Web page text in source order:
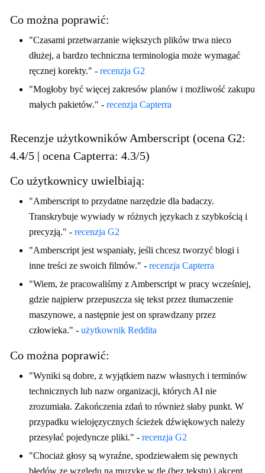
Co można poprawić:
"Czasami przetwarzanie większych plików trwa nieco
dłużej, a bardzo techniczna terminologia może wymagać
ręcznej korekty." - recenzja G2
"Mogłoby być więcej zakresów planów i możliwość zakupu
małych pakietów." - recenzja Capterra
Recenzje użytkowników Amberscript (ocena G2:
4.4/5 | ocena Capterra: 4.3/5)
Co użytkownicy uwielbiają:
"Amberscript to przydatne narzędzie dla badaczy.
Transkrybuje wywiady w różnych językach z szybkością i
precyzją." - recenzja G2
"Amberscript jest wspaniały, jeśli chcesz tworzyć blogi i
inne treści ze swoich filmów." - recenzja Capterra
"Wiem, że pracowaliśmy z Amberscript w pracy wcześniej,
gdzie najpierw przepuszcza się tekst przez tłumaczenie
maszynowe, a następnie jest on sprawdzany przez
człowieka." - użytkownik Reddita
Co można poprawić:
"Wyniki są dobre, z wyjątkiem nazw własnych i terminów
technicznych lub nazw organizacji, których AI nie
zrozumiała. Zakończenia zdań to również słaby punkt. W
przypadku wielojęzycznych ścieżek dźwiękowych należy
przesyłać pojedyncze pliki." - recenzja G2
"Chociaż głosy są wyraźne, spodziewałem się pewnych
błędów ze względu na muzykę w tle (bez tekstu) i akcent